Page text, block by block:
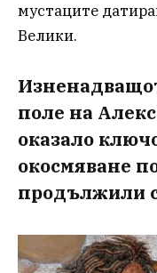
мустаците
Велики.
поле на
оказало
окосмяване
продължили